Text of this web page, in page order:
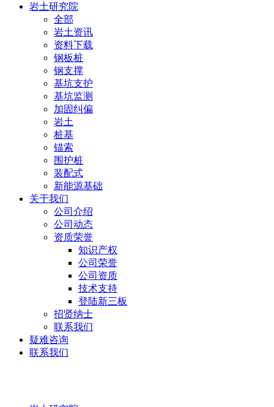
岩土研究院
全部
岩土资讯
资料下载
钢板桩
钢支撑
基坑支护
基坑监测
加固纠偏
岩土
桩基
锚索
围护桩
装配式
新能源基础
关于我们
公司介绍
公司动态
资质荣誉
知识产权
公司荣誉
公司资质
技术支持
登陆新三板
招贤纳士
联系我们
疑难咨询
联系我们